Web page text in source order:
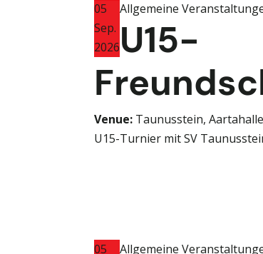
05
Sep.
2026
Allgemeine
U15-
Venue: Taunusstein, Aartahalle
U15-Turnier mit SV
05
Allgemeine